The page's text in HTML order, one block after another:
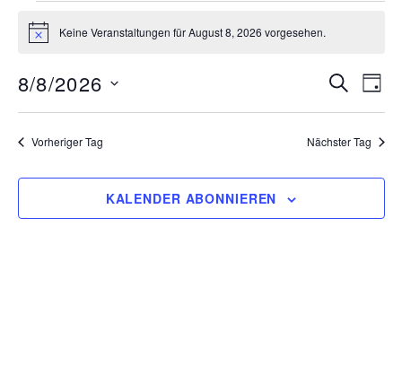
Veranstaltungen
für
August
8,
2026
HinweisKeine Veranstaltungen für August 8, 2026 vorgesehen.
und
SUCHE
TAG
8/8/2026
Vorheriger Tag Nächster Tag
KALENDER ABONNIEREN